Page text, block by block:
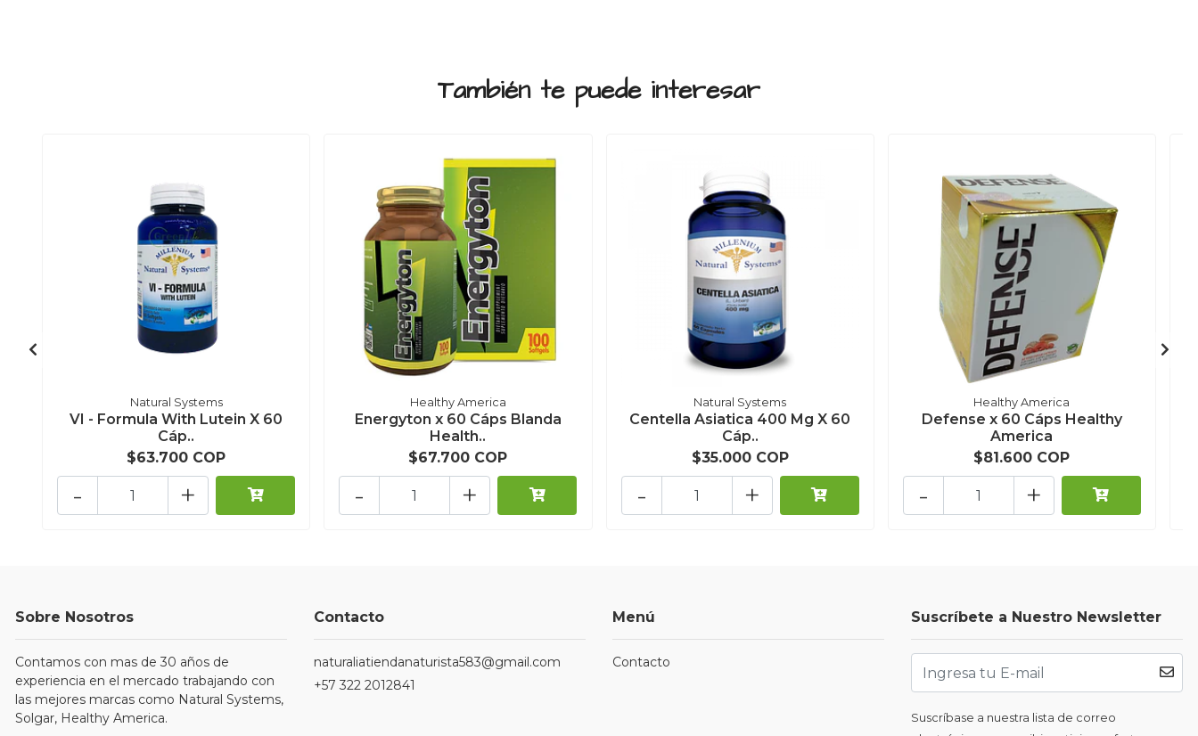
También te puede interesar
Natural Systems
VI - Formula With Lutein X 60
Cáp..
$63.700 COP
+
-
Healthy America
Energyton x 60 Cáps Blanda
Health..
$67.700 COP
+
-
Natural Systems
Centella Asiatica 400 Mg X 60
Cáp..
$35.000 COP
+
-
Healthy America
Defense x 60 Cáps Healthy
America
$81.600 COP
+
-
Sobre Nosotros
Contamos con mas de 30 años de
experiencia en el mercado trabajando con
las mejores marcas como Natural Systems,
Solgar, Healthy America.
Contacto
naturaliatiendanaturista583@gmail.com
+57 322 2012841
Menú
Contacto
Suscríbete a Nuestro Newsletter
Suscríbase a nuestra lista de correo